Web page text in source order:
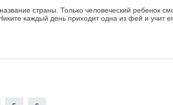
страны. Только человеческий ребенок
каждый день приходит одна из фей и учит